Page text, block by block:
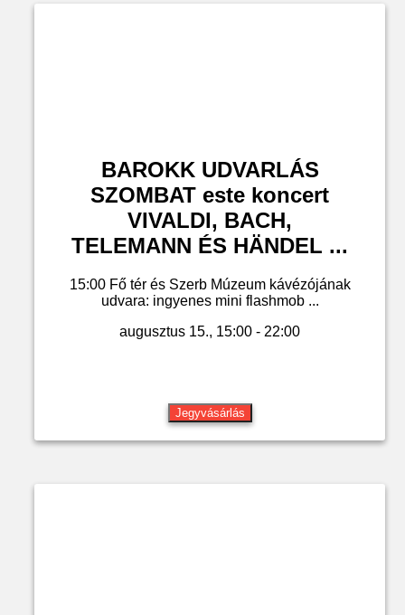
BAROKK UDVARLÁS
SZOMBAT este koncert
VIVALDI, BACH,
TELEMANN ÉS HÄNDEL ...
15:00 Fő tér és Szerb Múzeum kávézójának
udvara: ingyenes mini flashmob ...
augusztus 15., 15:00 - 22:00
Jegyvásárlás